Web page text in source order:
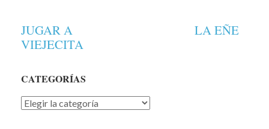
Navegación
de
entradas
JUGAR A
VIEJECITA
LA EÑE
CATEGORÍAS
Categorías